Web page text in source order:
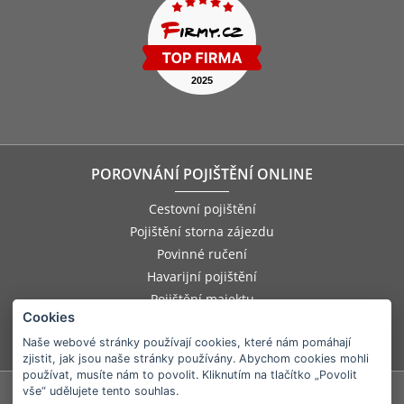
POROVNÁNÍ POJIŠTĚNÍ ONLINE
Cestovní pojištění
Pojištění storna zájezdu
Povinné ručení
Havarijní pojištění
Pojištění majektu
Pojištění asistenčních služeb
©2026
Cookies
Naše webové stránky používají cookies, které nám pomáhají
zjistit, jak jsou naše stránky používány. Abychom cookies mohli
používat, musíte nám to povolit. Kliknutím na tlačítko „Povolit
vše“ udělujete tento souhlas.